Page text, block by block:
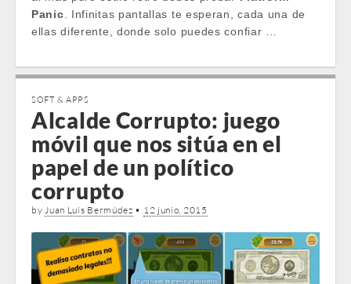
Panic . Infinitas pantallas te esperan, cada una de
ellas diferente, donde solo puedes confiar …
SOFT & APPS
Alcalde Corrupto: juego
móvil que nos sitúa en el
papel de un político
corrupto
by Juan Luis Bermúdez • 12 junio, 2015